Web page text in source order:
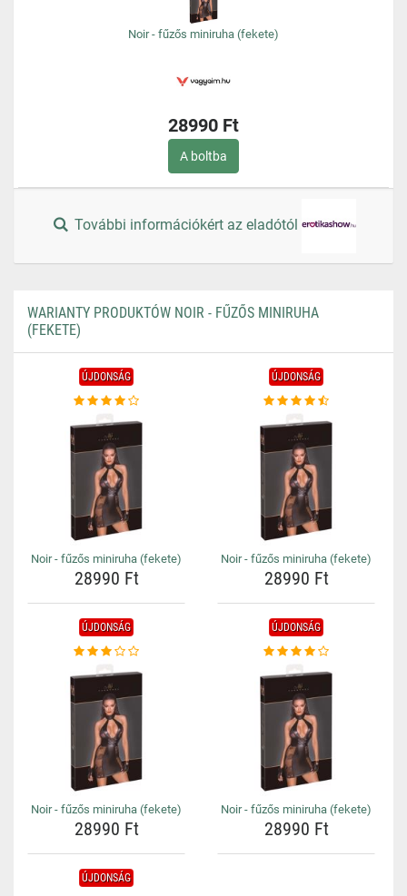
Noir - fűzős miniruha (fekete)
28990 Ft
A boltba
További információkért az eladótól
WARIANTY PRODUKTÓW NOIR - FŰZŐS MINIRUHA
(FEKETE)
ÚJDONSÁG
Noir - fűzős miniruha (fekete)
28990 Ft
ÚJDONSÁG
Noir - fűzős miniruha (fekete)
28990 Ft
ÚJDONSÁG
Noir - fűzős miniruha (fekete)
28990 Ft
ÚJDONSÁG
Noir - fűzős miniruha (fekete)
28990 Ft
ÚJDONSÁG